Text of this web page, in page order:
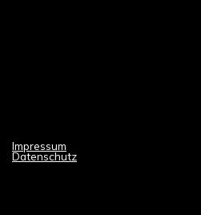
Impressum
Datenschutz